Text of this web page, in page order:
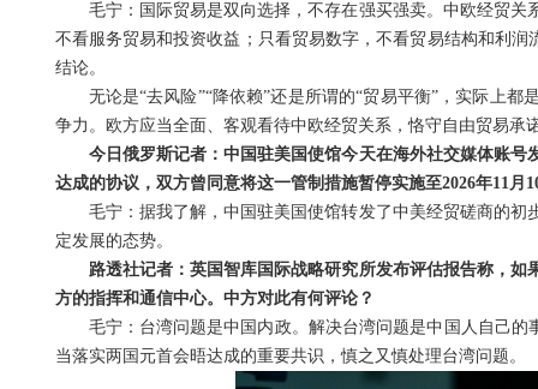
毛宁：国际贸易是双向选择，不存在强买强卖。中欧经贸
不看服务贸易和投资收益；只看贸易数字，不看贸易结构和利
结论。
无论是“去风险”“降依赖”还是所谓的“贸易平衡”，实际上
争力。欧方应当全面、客观看待中欧经贸关系，恪守自由贸易
今日俄罗斯记者：中国驻美国使馆今天在海外社交媒体账
达成的协议，双方曾同意将这一管制措施暂停实施至2026年11月
毛宁：据我了解，中国驻美国使馆转发了中美经贸磋商的
定发展的态势。
路透社记者：英国智库国际战略研究所发布评估报告称，
方的指挥和通信中心。中方对此有何评论？
毛宁：台湾问题是中国内政。解决台湾问题是中国人自己
当落实两国元首会晤达成的重要共识，慎之又慎处理台湾问题。